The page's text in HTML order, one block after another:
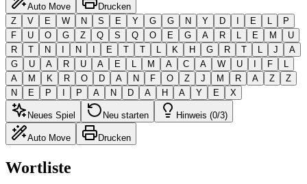
Auto Move
Drucken
Z
V E W N S E Y G G N Y D I E L
P
F
U O G Z Q S Q O E G A R L E M
U
R
T N I N I E T T L K H G R T L J
A
G
U A R U A E L M A C A W U I F
L
A
M K R O D A N F O Z J M R A Z
Z
N
E P I P A N D A H A Y E X
Neues Spiel Neu starten Hinweis (0/3)
Auto Move Drucken
Wortliste